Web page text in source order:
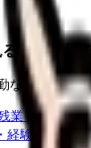
前に条件
なしなどは
業・通勤な
経験年数・施